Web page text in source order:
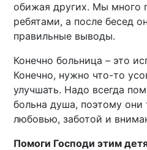
обижая других. Мы много
ребятами, а после бесед
правильные выводы.
Конечно больница – это
Конечно, нужно что-то
улучшать. Надо всегда
больна душа, поэтому
любовью, заботой и
Помоги Господи этим